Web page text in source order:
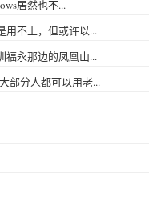
居然也不...
用不上，但或许以...
福永那边的凤凰山...
部分人都可以用老...